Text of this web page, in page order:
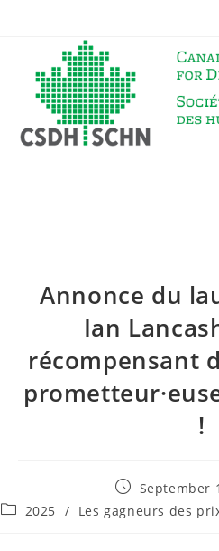
Annonce du
Ian
récompensant
!
Post
published:
September
Post2025 / Les gagneurs des